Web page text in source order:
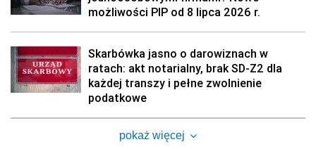
możliwości PIP od 8 lipca 2026 r.
Skarbówka jasno o darowiznach w
ratach: akt notarialny, brak SD-Z2 dla
każdej transzy i pełne zwolnienie
podatkowe
pokaż więcej